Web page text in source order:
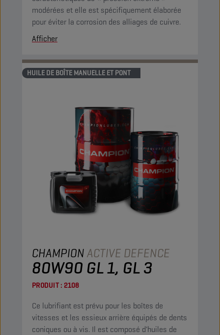
modérées et elle est spécifiquement élaborée
pour éviter la corrosion des alliages de cuivre.
Afficher
HUILE DE BOÎTE MANUELLE ET PONT
CHAMPIONACTIVE DEFENCE
80W90 GL 1, GL 3
PRODUIT : 2108
Ce lubrifiant est prévu pour les boîtes de
vitesses et les essieux arrière équipés de dents
coniques ou à vis. Il est composé d'huiles de